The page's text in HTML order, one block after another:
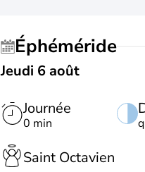
Éphéméride
Jeudi 6 août
Journée
0 min
Saint Octavien